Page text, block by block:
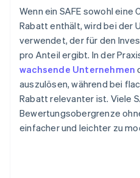
Wenn ein SAFE sowohl eine
Rabatt enthält, wird bei der
verwendet, der für den
pro Anteil ergibt. In der
wachsende Unternehmen
auszulösen, während bei
Rabatt relevanter ist. Viele
Bewertungsobergrenze
einfacher und leichter zu